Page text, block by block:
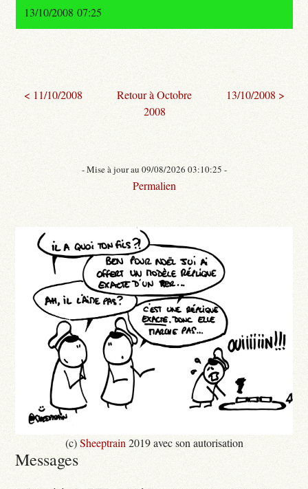
13/10/2008 07:25
< 11/10/2008
Retour à Octobre
2008
13/10/2008 >
- Mise à jour au 09/08/2026 03:10:25 -
Permalien
(c)Sheeptrain 2019 avec son autorisation
Messages